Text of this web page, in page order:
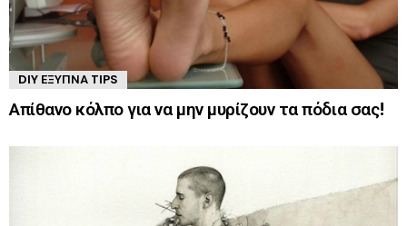
DIY ΈΞΥΠΝΑ TIPS
Απίθανο κόλπο για να μην μυρίζουν τα πόδια σας!